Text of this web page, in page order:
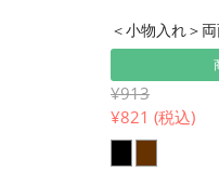
＜小物入れ＞
¥913
¥821 (税込)